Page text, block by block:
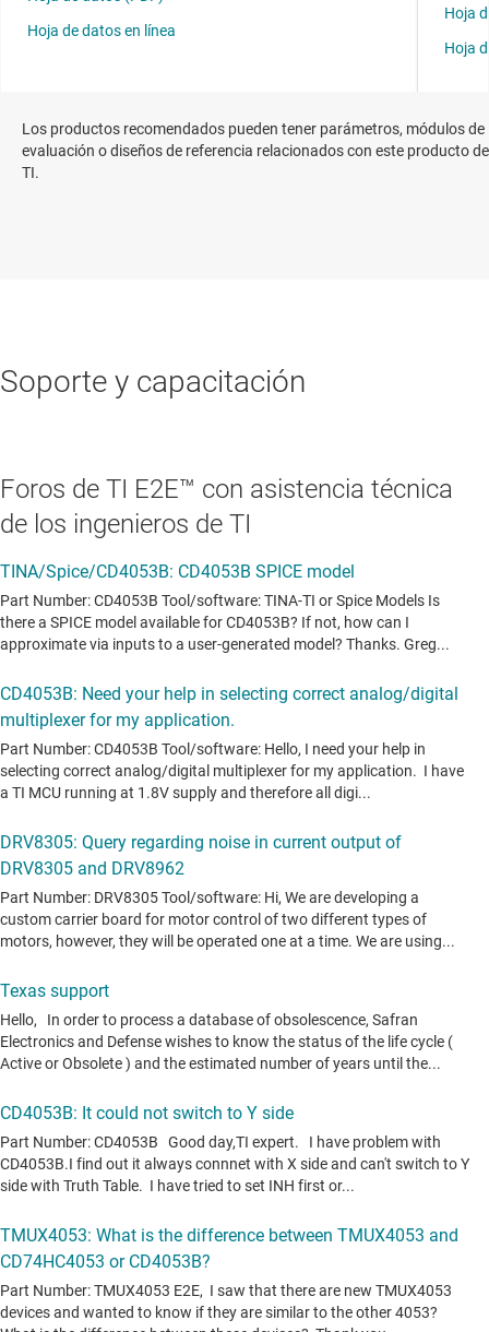
Los productos recomendados pueden tener parámetros, módulos de
evaluación o diseños de referencia relacionados con este producto de
TI.
Soporte y capacitación
Foros de TI E2E™ con asistencia técnica
de los ingenieros de TI